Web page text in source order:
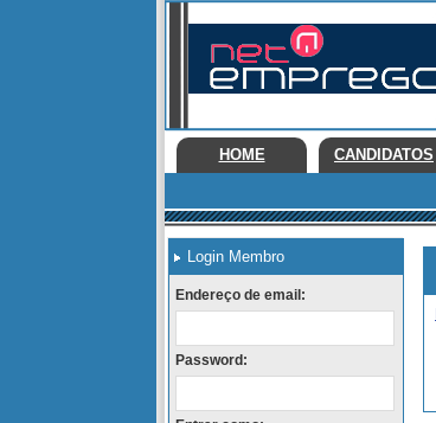
HOME CANDIDATOS
Login Membro
Endereço de email:
Password: